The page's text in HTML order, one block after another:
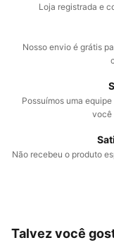
Loja registrada e
Nosso envio é grátis
Possuímos uma
você
Não recebeu o produto
Talvez você